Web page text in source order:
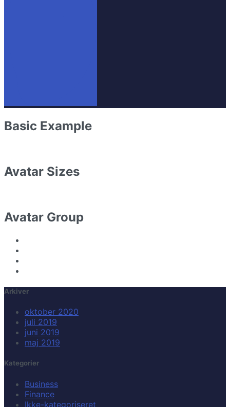
Basic Example
Avatar Sizes
Avatar Group
Arkiver
oktober 2020
juli 2019
juni 2019
maj 2019
Kategorier
Business
Finance
Ikke-kategoriseret